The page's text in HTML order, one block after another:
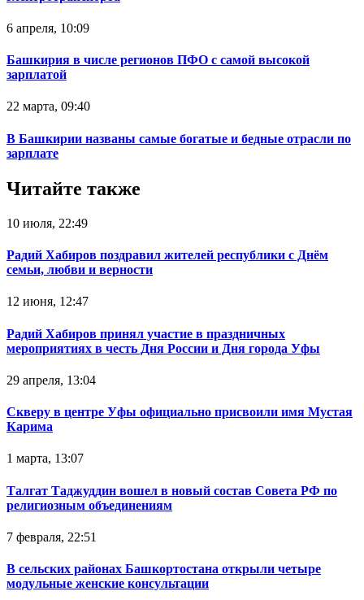
6 апреля, 10:09
Башкирия в числе регионов ПФО с самой высокой
зарплатой
22 марта, 09:40
В Башкирии названы самые богатые и бедные отрасли по
зарплате
Читайте также
10 июля, 22:49
Радий Хабиров поздравил жителей республики с Днём
семьи, любви и верности
12 июня, 12:47
Радий Хабиров принял участие в праздничных
мероприятиях в честь Дня России и Дня города Уфы
29 апреля, 13:04
Скверу в центре Уфы официально присвоили имя Мустая
Карима
1 марта, 13:07
Талгат Таджуддин вошел в новый состав Совета РФ по
религиозным объединениям
7 февраля, 22:51
В сельских районах Башкортостана открыли четыре
модульные женские консультации